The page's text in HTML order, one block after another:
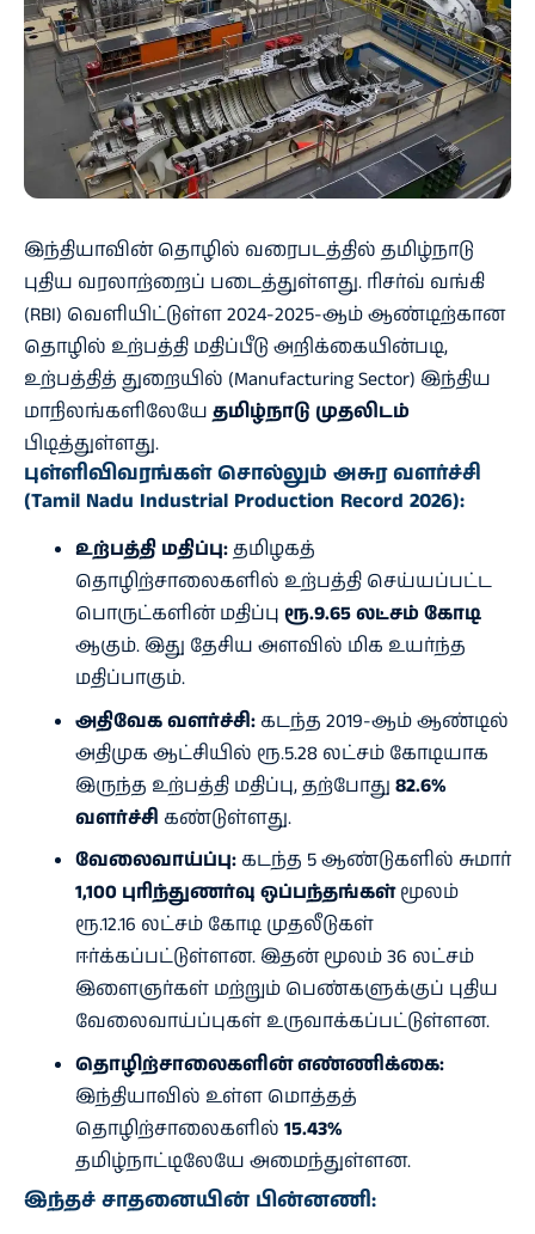
இந்தியாவின் தொழில் வரைபடத்தில் தமிழ்நாடு
புதிய வரலாற்றைப் படைத்துள்ளது. ரிசர்வ் வங்கி
(RBI) வெளியிட்டுள்ள 2024-2025-ஆம் ஆண்டிற்கான
தொழில் உற்பத்தி மதிப்பீடு அறிக்கையின்படி,
உற்பத்தித் துறையில் (Manufacturing Sector) இந்திய
மாநிலங்களிலேயே தமிழ்நாடு முதலிடம்
பிடித்துள்ளது.
புள்ளிவிவரங்கள் சொல்லும் அசுர வளர்ச்சி
(Tamil Nadu Industrial Production Record 2026):
உற்பத்தி மதிப்பு:தமிழகத்
தொழிற்சாலைகளில் உற்பத்தி செய்யப்பட்ட
பொருட்களின் மதிப்பு ரூ.9.65 லட்சம் கோடி
ஆகும். இது தேசிய அளவில் மிக உயர்ந்த
மதிப்பாகும்.
அதிவேக வளர்ச்சி:கடந்த 2019-ஆம் ஆண்டில்
அதிமுக ஆட்சியில் ரூ.5.28 லட்சம் கோடியாக
இருந்த உற்பத்தி மதிப்பு, தற்போது 82.6%
வளர்ச்சி கண்டுள்ளது.
வேலைவாய்ப்பு:கடந்த 5 ஆண்டுகளில் சுமார்
1,100 புரிந்துணர்வு ஒப்பந்தங்கள்மூலம்
ரூ.12.16 லட்சம் கோடி முதலீடுகள்
ஈர்க்கப்பட்டுள்ளன. இதன் மூலம் 36 லட்சம்
இளைஞர்கள் மற்றும் பெண்களுக்குப் புதிய
வேலைவாய்ப்புகள் உருவாக்கப்பட்டுள்ளன.
தொழிற்சாலைகளின் எண்ணிக்கை:
இந்தியாவில் உள்ள மொத்தத்
தொழிற்சாலைகளில் 15.43%
தமிழ்நாட்டிலேயே அமைந்துள்ளன.
இந்தச் சாதனையின் பின்னணி: